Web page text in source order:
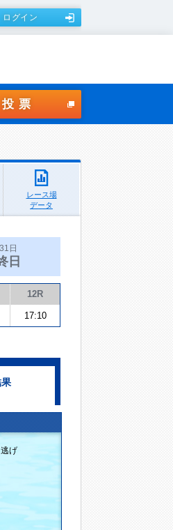
ログイン
投票
レース場
データ
日
日
12R
17:10
げ